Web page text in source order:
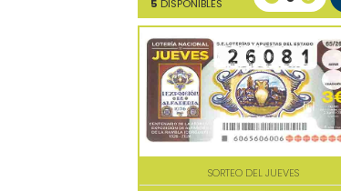
5 DISPONIBLES
SORTEO DEL JUEVES